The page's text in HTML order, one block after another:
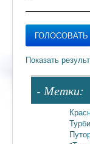
- Метки: